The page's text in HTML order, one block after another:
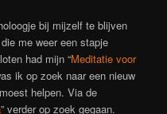
bij mijzelf te blijven
me weer een stapje
had mijn “Meditatie voor
ik op zoek naar een nieuw
helpen. Via de
” verder op zoek gegaan.